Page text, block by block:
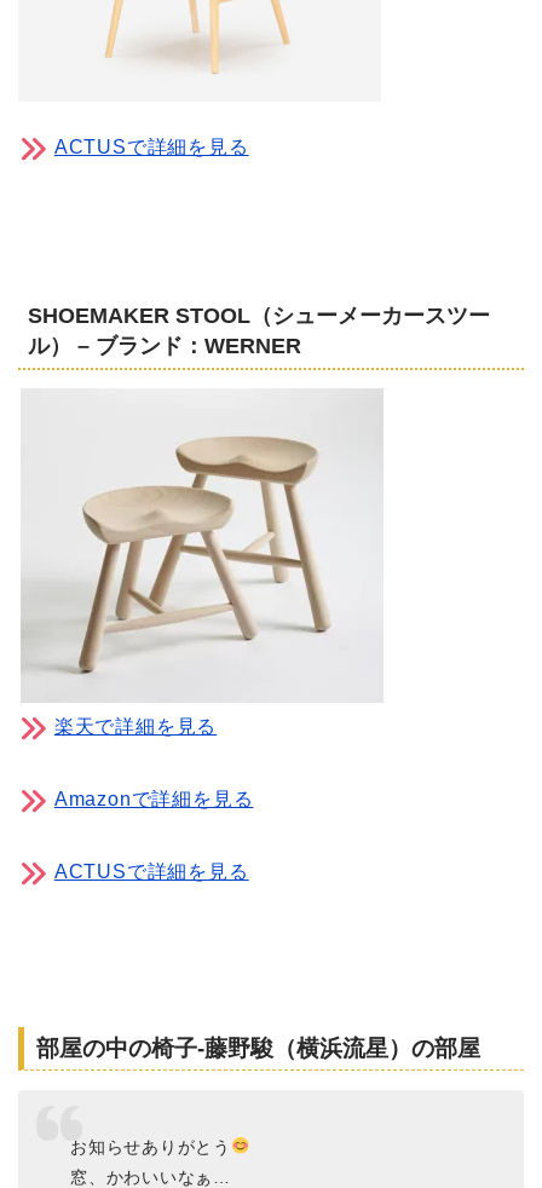
ACTUSで詳細を見る
SHOEMAKER STOOL（シューメーカースツー
ル） – ブランド：WERNER
楽天で詳細を見る
Amazonで詳細を見る
ACTUSで詳細を見る
部屋の中の椅子-藤野駿（横浜流星）の部屋
お知らせありがとう
窓、かわいいなぁ…